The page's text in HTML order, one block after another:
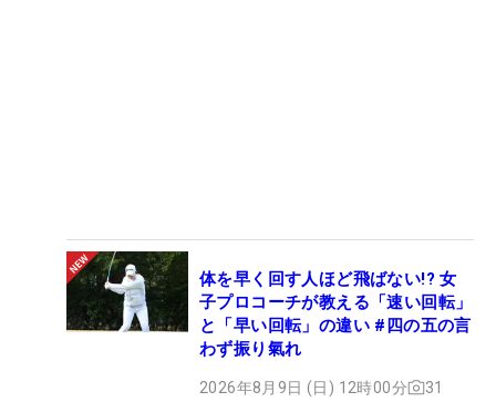
体を早く回す人ほど飛ばない!? 女
子プロコーチが教える「速い回転」
と「早い回転」の違い #四の五の言
わず振り氣れ
2026年8月9日 (日) 12時00分 31